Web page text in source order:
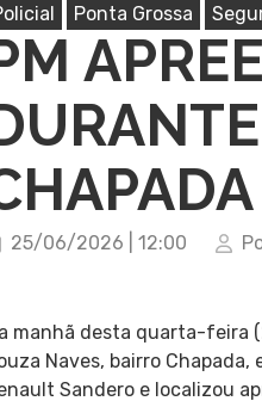
Ponta Grossa
25/06/2026 | 12:00
manhã desta quarta-feira
Naves, bairro
Sandero e localizou